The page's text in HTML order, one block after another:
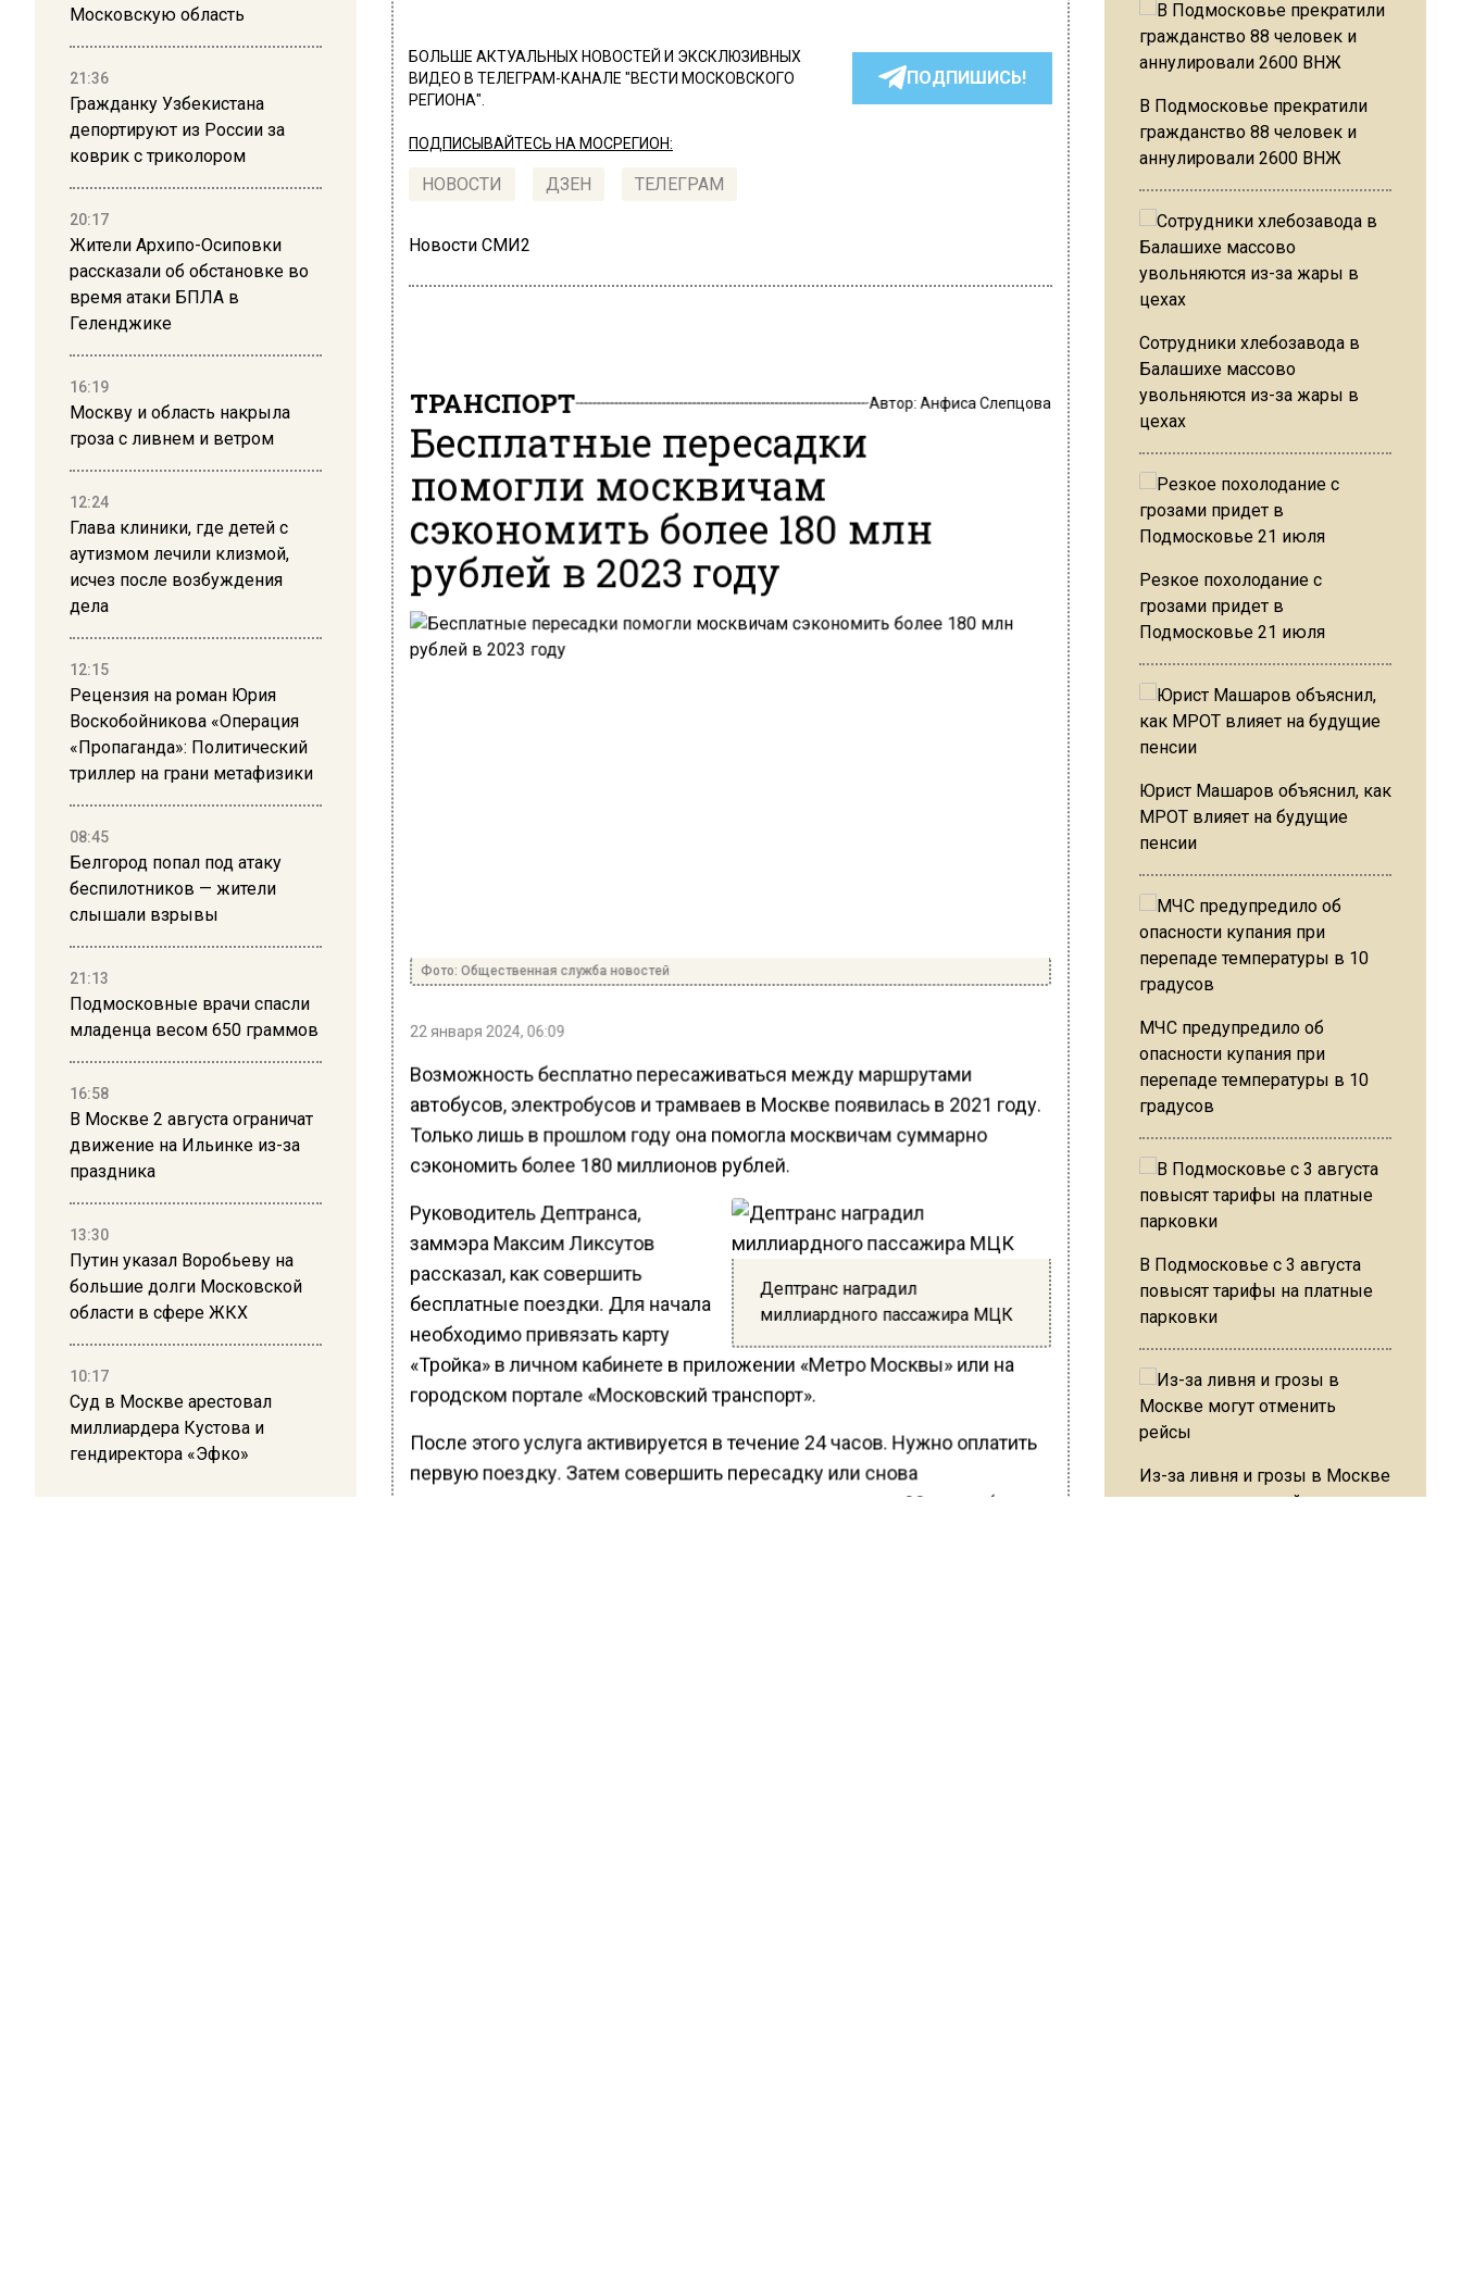
Московскую область
21:36
Гражданку Узбекистана
депортируют из России за
коврик с триколором
20:17
Жители Архипо-Осиповки
рассказали об обстановке во
время атаки БПЛА в
Геленджике
16:19
Москву и область накрыла
гроза с ливнем и ветром
12:24
Глава клиники, где детей с
аутизмом лечили клизмой,
исчез после возбуждения
дела
12:15
Рецензия на роман Юрия
Воскобойникова «Операция
«Пропаганда»: Политический
триллер на грани метафизики
08:45
Белгород попал под атаку
беспилотников — жители
слышали взрывы
21:13
Подмосковные врачи спасли
младенца весом 650 граммов
16:58
В Москве 2 августа ограничат
движение на Ильинке из-за
праздника
13:30
Путин указал Воробьеву на
большие долги Московской
области в сфере ЖКХ
10:17
Суд в Москве арестовал
миллиардера Кустова и
гендиректора «Эфко»
БОЛЬШЕ АКТУАЛЬНЫХ НОВОСТЕЙ И ЭКСКЛЮЗИВНЫХ
ВИДЕО В ТЕЛЕГРАМ-КАНАЛЕ "ВЕСТИ МОСКОВСКОГО
РЕГИОНА".
ПОДПИШИСЬ!
ПОДПИСЫВАЙТЕСЬ НА МОСРЕГИОН:
НОВОСТИ ДЗЕН ТЕЛЕГРАМ
Новости СМИ2
ТРАНСПОРТ Автор: Анфиса Слепцова
Бесплатные пересадки
помогли москвичам
сэкономить более 180 млн
рублей в 2023 году
Фото: Общественная служба новостей
22 января 2024, 06:09
Возможность бесплатно пересаживаться между маршрутами
автобусов, электробусов и трамваев в Москве появилась в 2021 году.
Только лишь в прошлом году она помогла москвичам суммарно
сэкономить более 180 миллионов рублей.
Дептранс наградил
миллиардного пассажира МЦК
Руководитель Дептранса,
заммэра Максим Ликсутов
рассказал, как совершить
бесплатные поездки. Для начала
необходимо привязать карту
«Тройка» в личном кабинете в приложении «Метро Москвы» или на
городском портале «Московский транспорт».
После этого услуга активируется в течение 24 часов. Нужно оплатить
первую поездку. Затем совершить пересадку или снова
воспользоваться тем же маршрутом можно в течение 90 минут (при
В Подмосковье прекратили
гражданство 88 человек и
аннулировали 2600 ВНЖ
Сотрудники хлебозавода в
Балашихе массово
увольняются из-за жары в
цехах
Резкое похолодание с
грозами придет в
Подмосковье 21 июля
Юрист Машаров объяснил, как
МРОТ влияет на будущие
пенсии
МЧС предупредило об
опасности купания при
перепаде температуры в 10
градусов
В Подмосковье с 3 августа
повысят тарифы на платные
парковки
Из-за ливня и грозы в Москве
могут отменить рейсы